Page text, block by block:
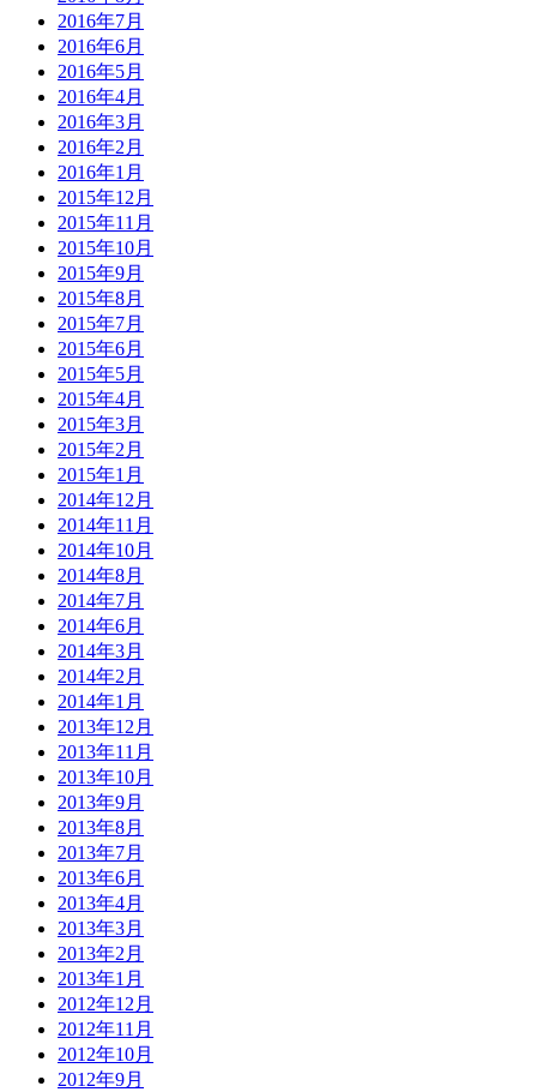
2016年7月
2016年6月
2016年5月
2016年4月
2016年3月
2016年2月
2016年1月
2015年12月
2015年11月
2015年10月
2015年9月
2015年8月
2015年7月
2015年6月
2015年5月
2015年4月
2015年3月
2015年2月
2015年1月
2014年12月
2014年11月
2014年10月
2014年8月
2014年7月
2014年6月
2014年3月
2014年2月
2014年1月
2013年12月
2013年11月
2013年10月
2013年9月
2013年8月
2013年7月
2013年6月
2013年4月
2013年3月
2013年2月
2013年1月
2012年12月
2012年11月
2012年10月
2012年9月